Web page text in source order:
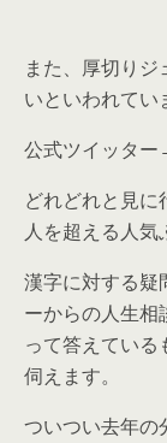
また、厚切り
いといわれてい
公式ツイッタ
どれどれと見
人を超える人気
漢字に対する疑
ーからの人生相
って答えてい
伺えます。
ついつい去年の